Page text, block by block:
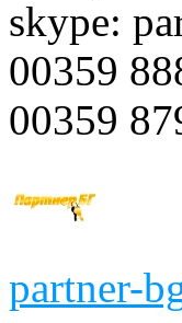
skype:
00359
00359
partner-